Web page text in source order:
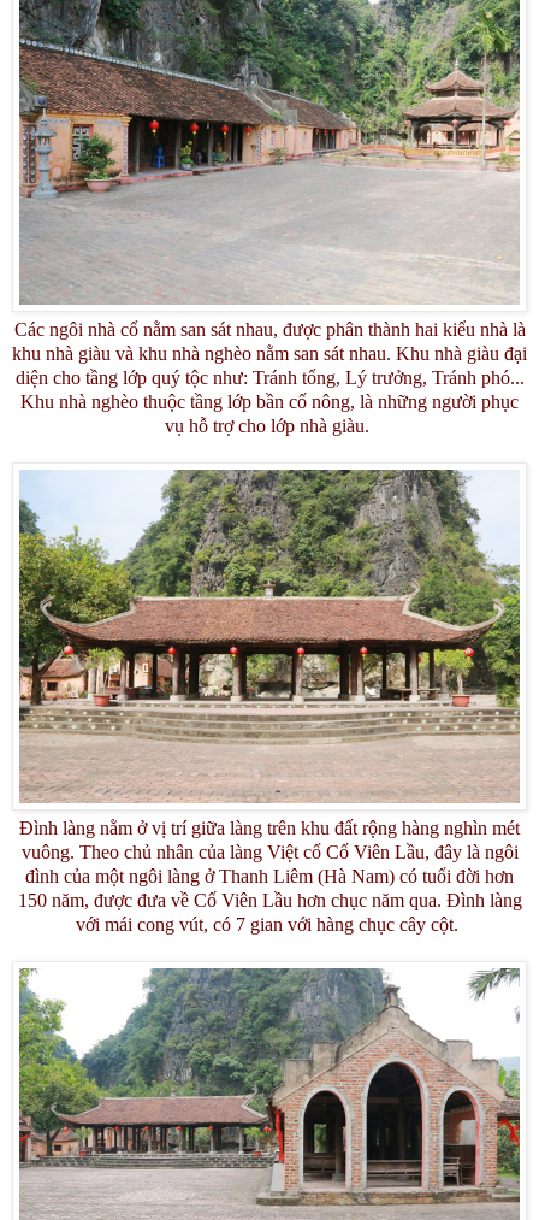
Các ngôi nhà cổ nằm san sát nhau, được phân thành hai kiểu nhà là
khu nhà giàu và khu nhà nghèo nằm san sát nhau. Khu nhà giàu đại
diện cho tầng lớp quý tộc như: Tránh tổng, Lý trưởng, Tránh phó...
Khu nhà nghèo thuộc tầng lớp bần cố nông, là những người phục
vụ hỗ trợ cho lớp nhà giàu.
Đình làng nằm ở vị trí giữa làng trên khu đất rộng hàng nghìn mét
vuông. Theo chủ nhân của làng Việt cổ Cố Viên Lầu, đây là ngôi
đình của một ngôi làng ở Thanh Liêm (Hà Nam) có tuổi đời hơn
150 năm, được đưa về Cố Viên Lầu hơn chục năm qua. Đình làng
với mái cong vút, có 7 gian với hàng chục cây cột.